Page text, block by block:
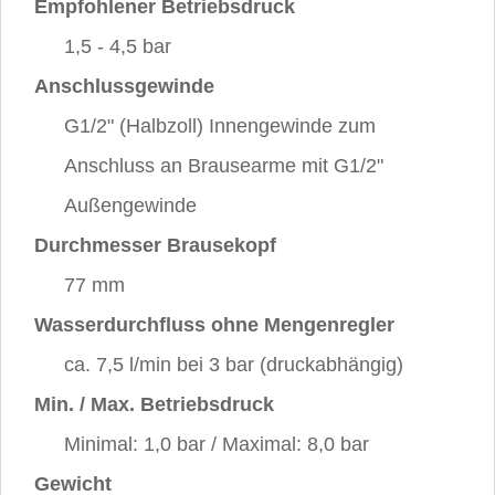
Empfohlener Betriebsdruck
1,5 - 4,5 bar
Anschlussgewinde
G1/2" (Halbzoll) Innengewinde zum
Anschluss an Brausearme mit G1/2"
Außengewinde
Durchmesser Brausekopf
77 mm
Wasserdurchfluss ohne Mengenregler
ca. 7,5 l/min bei 3 bar (druckabhängig)
Min. / Max. Betriebsdruck
Minimal: 1,0 bar / Maximal: 8,0 bar
Gewicht